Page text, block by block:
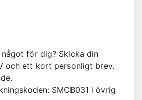
för dig? Skicka din
och ett kort personligt brev.
SMCB031 i övrig